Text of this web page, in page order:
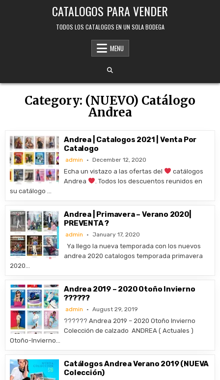
CATALOGOS PARA VENDER
TODOS LOS CATALOGOS EN UN SOLA BODEGA
MENU
Category: (NUEVO) Catálogo
Andrea
Andrea | Catalogos 2021 | Venta Por
Catalogo
admin December 12, 2020
Echa un vistazo a las ofertas del
catálogos
Andrea
. Todos los descuentos reunidos en
su catálogo …
Andrea | Primavera – Verano 2020|
PREVENTA ?
admin January 17, 2020
Ya llego la nueva temporada con los nuevos
andrea 2020 catalogos temporada primavera
2020…
Andrea 2019 – 2020 Otoño Invierno
??????
admin August 29, 2019
?????? Andrea 2019 – 2020 Otoño Invierno
Colección de calzado ANDREA ( Actuales )
Otoño-Invierno…
Catálogos Andrea Verano 2019 (NUEVA
Colección)